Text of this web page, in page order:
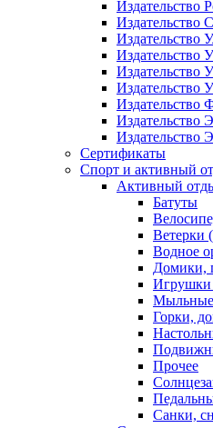
Издательство
Издательство
Издательство
Издательство
Издательство
Издательство
Издательство
Издательство
Издательство
Сертификаты
Спорт и активный
Активный
Батуты
Ветерки
Водное
Домики,
Игрушки
Горки,
Прочее
Санки,